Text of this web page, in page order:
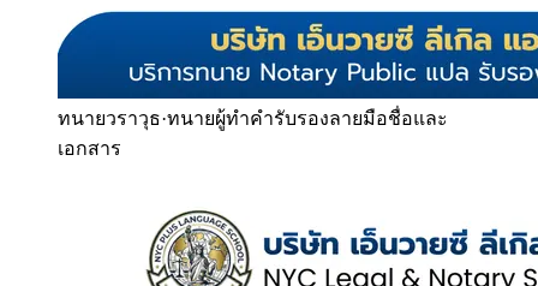
ทนายวราวุธ·ทนายผู้ทำคำรับรองลายมือชื่อและ
เอกสาร